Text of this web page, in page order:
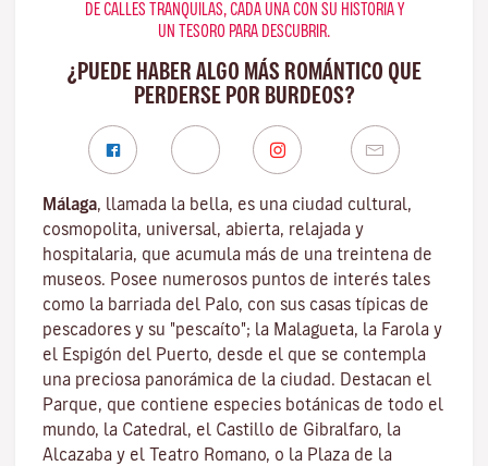
DE CALLES TRANQUILAS, CADA UNA CON SU HISTORIA Y
UN TESORO PARA DESCUBRIR.
¿PUEDE HABER ALGO MÁS ROMÁNTICO QUE
PERDERSE POR BURDEOS?
Málaga, llamada la bella, es una ciudad cultural,
cosmopolita, universal, abierta, relajada y
hospitalaria, que acumula más de una treintena de
museos. Posee numerosos puntos de interés tales
como la barriada del Palo, con sus casas típicas de
pescadores y su "pescaíto"; la Malagueta, la Farola y
el Espigón del Puerto, desde el que se contempla
una preciosa panorámica de la ciudad. Destacan el
Parque, que contiene especies botánicas de todo el
mundo, la Catedral, el Castillo de Gibralfaro, la
Alcazaba y el Teatro Romano, o la Plaza de la